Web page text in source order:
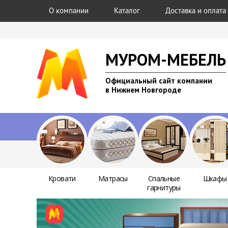
О компании Каталог Доставка и оплата
МУРОМ-МЕБЕЛЬ
Официальный сайт компании
в Нижнем Новгороде
Кровати Матрасы
Спальные
гарнитуры
Шкафы